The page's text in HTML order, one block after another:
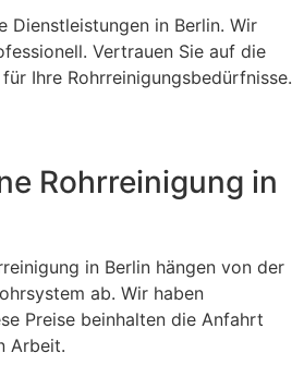
Dienstleistungen in Berlin. Wir
Vertrauen Sie auf die
Ihre Rohrreinigungsbedürfnisse.
Rohrreinigung in
in Berlin hängen von der
ab. Wir haben
Preise beinhalten die Anfahrt
Arbeit.